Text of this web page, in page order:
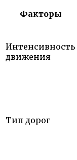
Факторы
Интенсивность
движения
Тип дорог